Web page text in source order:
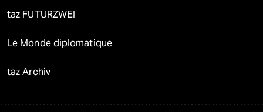
taz FUTURZWEI
Le Monde diplomatique
taz Archiv